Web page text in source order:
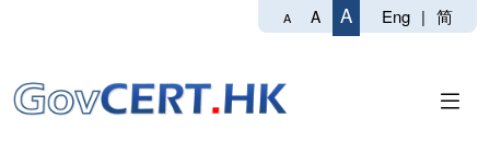
A A A Eng | 简